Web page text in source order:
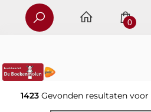
0
1423 Gevonden resultaten voor